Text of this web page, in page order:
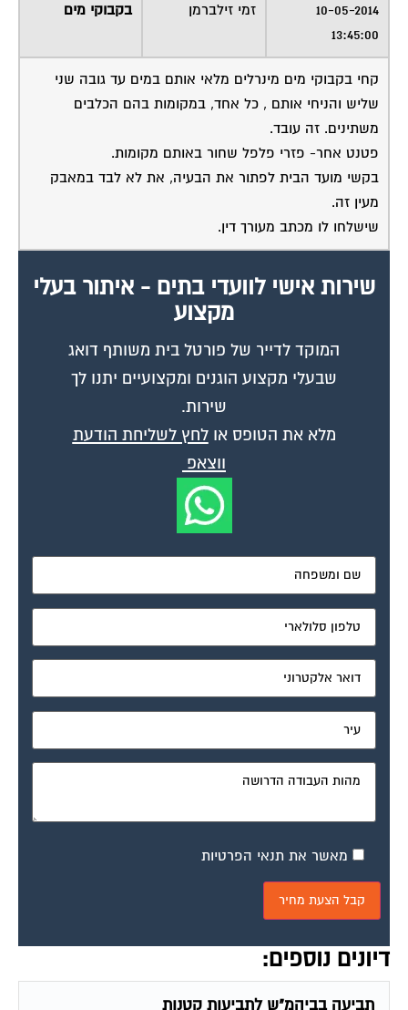
13:45:00
קחי בקבוקי מים מינרלים מלאי אותם במים עד גובה שני
שליש והניחי אותם , כל אחד, במקומות בהם הכלבים
משתינים. זה עובד.
פטנט אחר- פזרי פלפל שחור באותם מקומות.
בקשי מועד הבית לפתור את הבעיה, את לא לבד במאבק
מעין זה.
שישלחו לו מכתב מעורך דין.
מקצוע
המוקד לדייר של פורטל בית משותף דואג
שבעלי מקצוע הוגנים ומקצועיים יתנו לך
שירות.
מלא את הטופס אולחץ לשליחת הודעת
ווצאפ
דיונים נוספים:
תביעה בביהמ"ש לתביעות קטנות
פורום משפטי לוועדי הבתים
יולי 12, 2004